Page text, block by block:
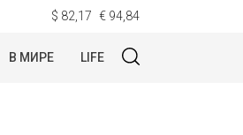
$ 82,17 € 94,84
В МИРЕ LIFE